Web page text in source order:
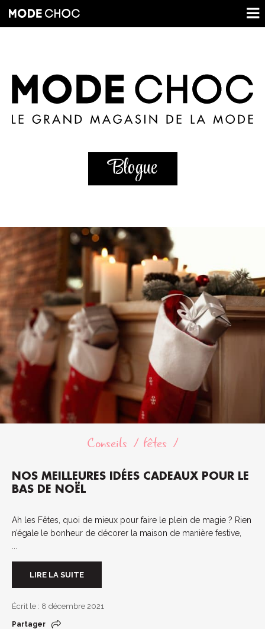
Blogue
Conseils fêtes
NOS MEILLEURES IDÉES CADEAUX POUR LE
BAS DE NOËL
Ah les Fêtes, quoi de mieux pour faire le plein de magie ? Rien
n’égale le bonheur de décorer la maison de manière festive,
LIRE LA SUITE
Écrit le : 8 décembre 2021
Partager